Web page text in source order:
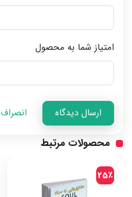
امتیاز شما به محصول
ارسال دیدگاه انصراف
محصولات مرتبط
25٪